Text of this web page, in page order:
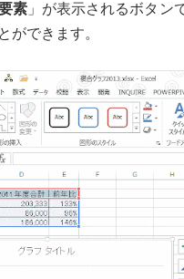
素」が表示されるボタン
ができます。